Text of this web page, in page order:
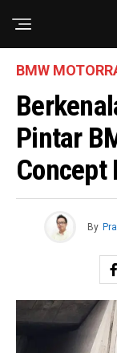
BMW
Pintar
Concept
By